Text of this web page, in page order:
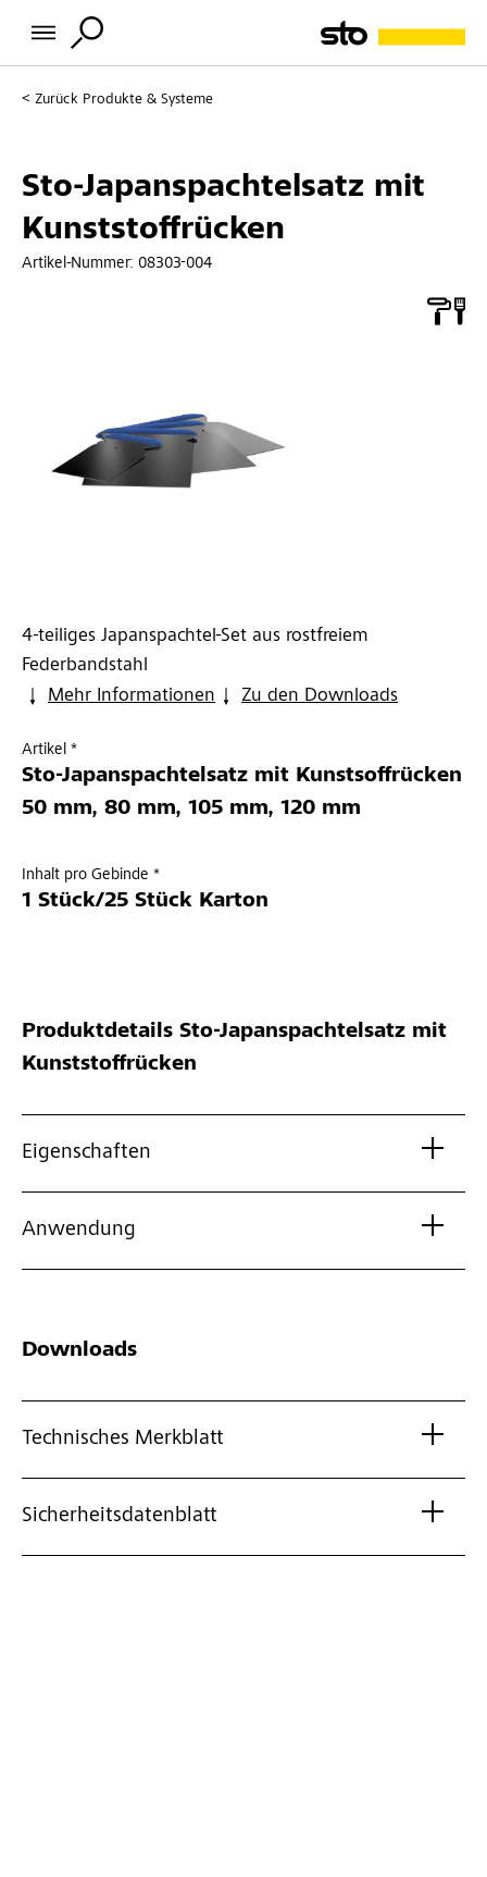
Zurück Produkte & Systeme
Sto-Japanspachtelsatz mit
Kunststoffrücken
Artikel-Nummer: 08303-004
4-teiliges Japanspachtel-Set aus rostfreiem
Federbandstahl
Mehr Informationen
Zu den Downloads
Artikel *
Sto-Japanspachtelsatz mit Kunstsoffrücken
50 mm, 80 mm, 105 mm, 120 mm
Inhalt pro Gebinde *
1 Stück/25 Stück Karton
Produktdetails Sto-Japanspachtelsatz mit
Kunststoffrücken
Eigenschaften
Anwendung
Downloads
Technisches Merkblatt
Sicherheitsdatenblatt